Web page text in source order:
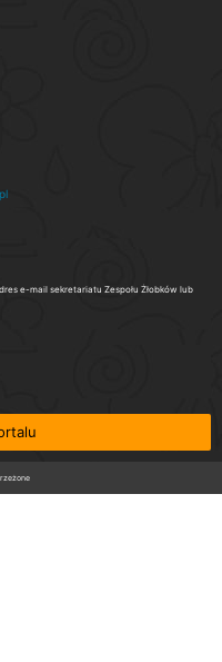
e-mail sekretariatu Zespołu Żłobków lub